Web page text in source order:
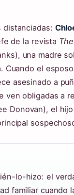
distanciadas:
de la revista
una madre
Cuando el
asesinado a
ven obligadas a
Donovan), el
lo-hizo: el
familiar cuando